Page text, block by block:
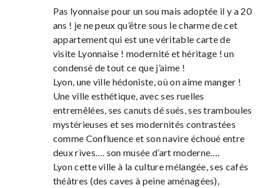
Pas lyonnaise pour un sou mais adoptée il y a 20
ans ! je ne peux qu’être sous le charme de cet
appartement qui est une véritable carte de
visite Lyonnaise ! modernité et héritage ! un
condensé de tout ce que j’aime !
Lyon, une ville hédoniste, où on aime manger !
Une ville esthétique, avec ses ruelles
entremêlées, ses canuts dé sués, ses tramboules
mystérieuses et ses modernités contrastées
comme Confluence et son navire échoué entre
deux rives…. son musée d’art moderne….
Lyon cette ville à la culture mélangée, ses cafés
théâtres (des caves à peine aménagées),